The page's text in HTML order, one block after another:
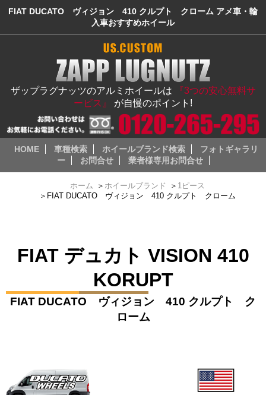
FIAT DUCATO ヴィジョン 410 クルプト クローム アメ車・輸
入車おすすめホイール
ザップラグナッツのアルミホイールは
『3つの安心無料サ
ービス』 が自慢のポイント!
HOME 車種検索 ホイールブランド検索
フォトギャラリ
ー
お問合せ 業者様専用お問合せ
ホーム ＞ ホイールブランド ＞ 1ピース
＞ FIAT DUCATO ヴィジョン 410 クルプト クローム
FIAT デュカト VISION 410
KORUPT
FIAT DUCATO ヴィジョン 410 クルプト ク
ローム